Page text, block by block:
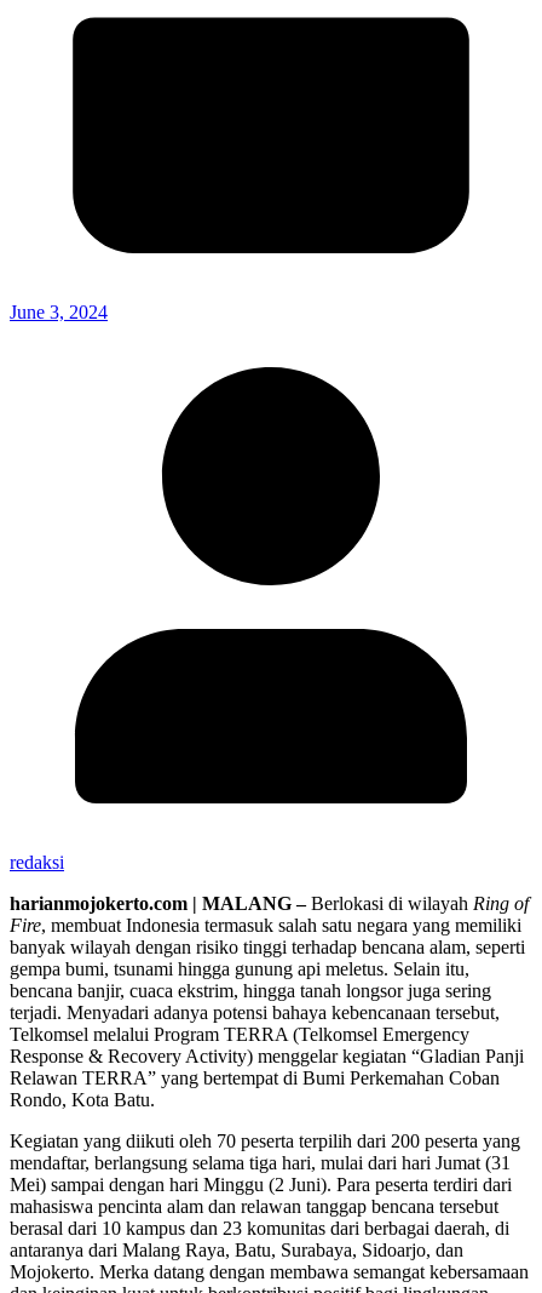
June 3, 2024
redaksi
harianmojokerto.com | MALANG –Berlokasi di wilayah Ring of
Fire, membuat Indonesia termasuk salah satu negara yang memiliki
banyak wilayah dengan risiko tinggi terhadap bencana alam, seperti
gempa bumi, tsunami hingga gunung api meletus. Selain itu,
bencana banjir, cuaca ekstrim, hingga tanah longsor juga sering
terjadi. Menyadari adanya potensi bahaya kebencanaan tersebut,
Telkomsel melalui Program TERRA (Telkomsel Emergency
Response & Recovery Activity) menggelar kegiatan “Gladian Panji
Relawan TERRA” yang bertempat di Bumi Perkemahan Coban
Rondo, Kota Batu.
Kegiatan yang diikuti oleh 70 peserta terpilih dari 200 peserta yang
mendaftar, berlangsung selama tiga hari, mulai dari hari Jumat (31
Mei) sampai dengan hari Minggu (2 Juni). Para peserta terdiri dari
mahasiswa pencinta alam dan relawan tanggap bencana tersebut
berasal dari 10 kampus dan 23 komunitas dari berbagai daerah, di
antaranya dari Malang Raya, Batu, Surabaya, Sidoarjo, dan
Mojokerto. Merka datang dengan membawa semangat kebersamaan